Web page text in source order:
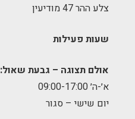
צלע ההר 47 מודיעין
שעות פעילות
אולם תצוגה – גבעת שאול:
א׳-ה׳ 09:00-17:00
יום שישי – סגור